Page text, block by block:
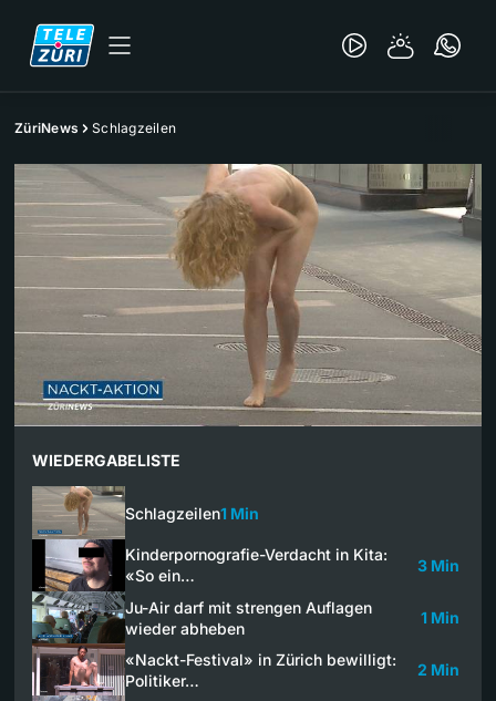
ZüriNews Schlagzeilen
WIEDERGABELISTE
Schlagzeilen1 Min
Kinderpornografie-Verdacht in Kita:
«So ein…
3 Min
Ju-Air darf mit strengen Auflagen
wieder abheben
1 Min
«Nackt-Festival» in Zürich bewilligt:
Politiker…
2 Min